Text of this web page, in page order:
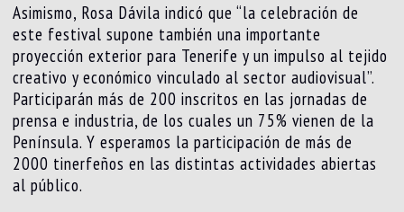
Asimismo, Rosa Dávila indicó que “la celebración de
este festival supone también una importante
proyección exterior para Tenerife y un impulso al tejido
creativo y económico vinculado al sector audiovisual”.
Participarán más de 200 inscritos en las jornadas de
prensa e industria, de los cuales un 75% vienen de la
Península. Y esperamos la participación de más de
2000 tinerfeños en las distintas actividades abiertas
al público.